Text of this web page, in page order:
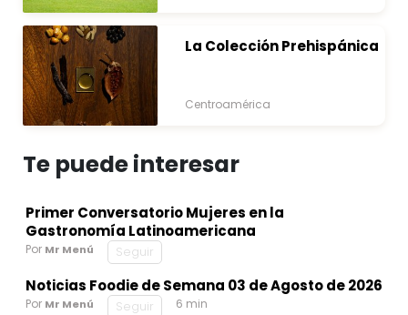
La Colección Prehispánica
Centroamérica
Te puede interesar
Primer Conversatorio Mujeres en la
Gastronomía Latinoamericana
Por Mr Menú Seguir
Noticias Foodie de Semana 03 de Agosto de 2026
Por Mr Menú Seguir 6 min